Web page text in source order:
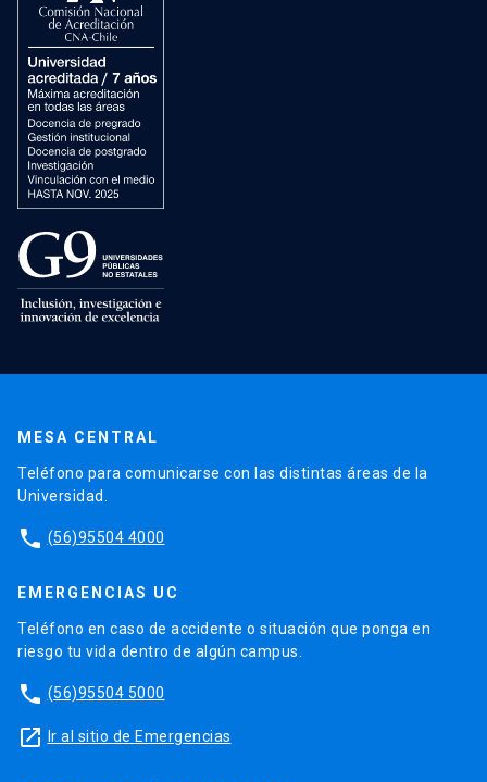
MESA CENTRAL
Teléfono para comunicarse con las distintas áreas de la
Universidad.
phone (56)95504 4000
EMERGENCIAS UC
Teléfono en caso de accidente o situación que ponga en
riesgo tu vida dentro de algún campus.
phone (56)95504 5000
launch Ir al sitio de Emergencias